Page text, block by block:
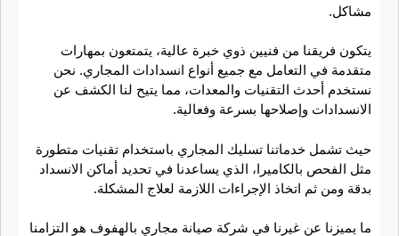
مشاكل.
يتكون فريقنا من فنيين ذوي خبرة عالية، يتمتعون بمهارات
متقدمة في التعامل مع جميع أنواع انسدادات المجاري. نحن
نستخدم أحدث التقنيات والمعدات، مما يتيح لنا الكشف عن
الانسدادات وإصلاحها بسرعة وفعالية.
حيث تشمل خدماتنا تسليك المجاري باستخدام تقنيات متطورة
مثل الفحص بالكاميرا، الذي يساعدنا في تحديد أماكن الانسداد
بدقة ومن ثم اتخاذ الإجراءات اللازمة لعلاج المشكلة.
ما يميزنا عن غيرنا في شركة صيانة مجاري بالهفوف هو التزامنا